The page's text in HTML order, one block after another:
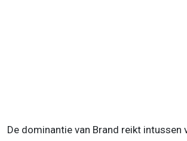
De dominantie van Brand reikt intussen